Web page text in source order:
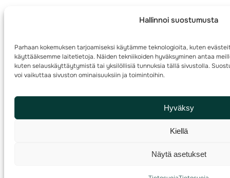
Hallinnoi suostumusta
Parhaan kokemuksen tarjoamiseksi käytämme teknologioita, kuten
käyttääksemme laitetietoja. Näiden tekniikoiden hyväksyminen antaa
kuten selauskäyttäytymistä tai yksilöllisiä tunnuksia tällä sivustolla.
voi vaikuttaa sivuston ominaisuuksiin ja toimintoihin.
Hyväksy
Kiellä
Näytä asetukset